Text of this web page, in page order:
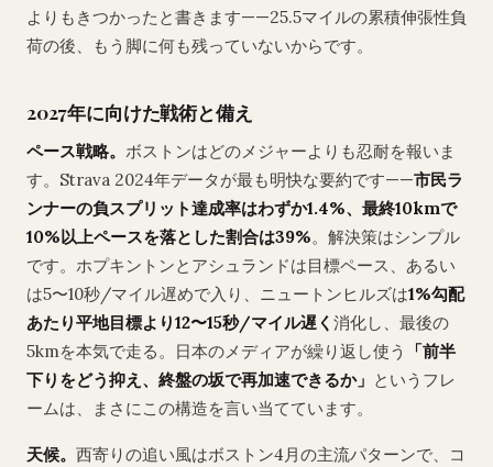
よりもきつかったと書きます——25.5マイルの累積伸張性負
荷の後、もう脚に何も残っていないからです。
2027年に向けた戦術と備え
ペース戦略。 ボストンはどのメジャーよりも忍耐を報いま
す。Strava 2024年データが最も明快な要約です——市民ラ
ンナーの負スプリット達成率はわずか1.4%、最終10kmで
10%以上ペースを落とした割合は39%。解決策はシンプル
です。ホプキントンとアシュランドは目標ペース、あるい
は5〜10秒/マイル遅めで入り、ニュートンヒルズは1%勾配
あたり平地目標より12〜15秒/マイル遅く 消化し、最後の
5kmを本気で走る。日本のメディアが繰り返し使う
「前半
下りをどう抑え、終盤の坂で再加速できるか」 というフレ
ームは、まさにこの構造を言い当てています。
天候。 西寄りの追い風はボストン4月の主流パターンで、コ